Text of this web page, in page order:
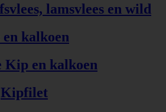
lamsvlees en wild
kalkoen
Kip en kalkoen
Kipfilet